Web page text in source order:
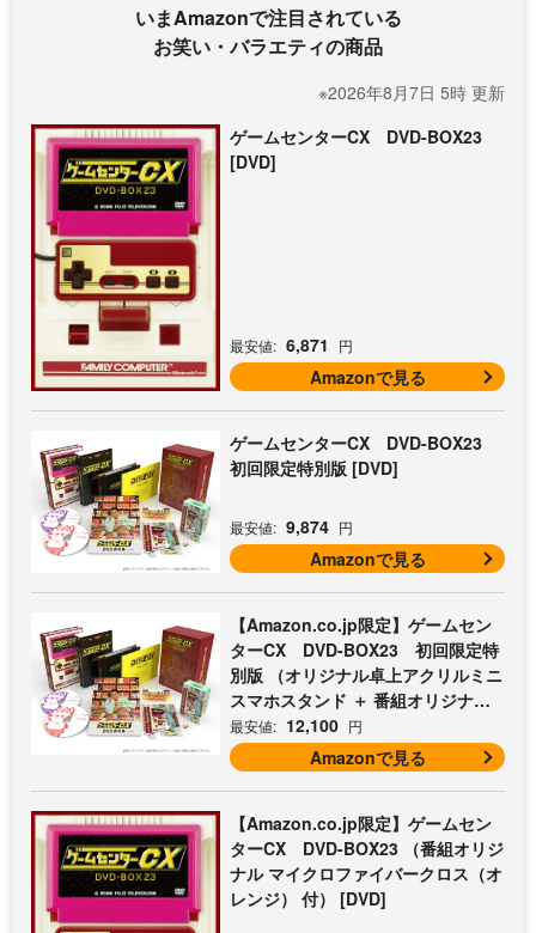
いまAmazonで注目されている
お笑い・バラエティの商品
※2026年8月7日 5時 更新
ゲームセンターCX DVD-BOX23
[DVD]
最安値: 6,871 円
Amazonで見る
ゲームセンターCX DVD-BOX23
初回限定特別版 [DVD]
最安値: 9,874 円
Amazonで見る
【Amazon.co.jp限定】ゲームセン
ターCX DVD-BOX23 初回限定特
別版 （オリジナル卓上アクリルミニ
スマホスタンド ＋ 番組オリジナル
マイクロファイバークロス（オレン
ジ） 付） [DVD]
最安値: 12,100 円
Amazonで見る
【Amazon.co.jp限定】ゲームセン
ターCX DVD-BOX23 （番組オリジ
ナル マイクロファイバークロス（オ
レンジ） 付） [DVD]